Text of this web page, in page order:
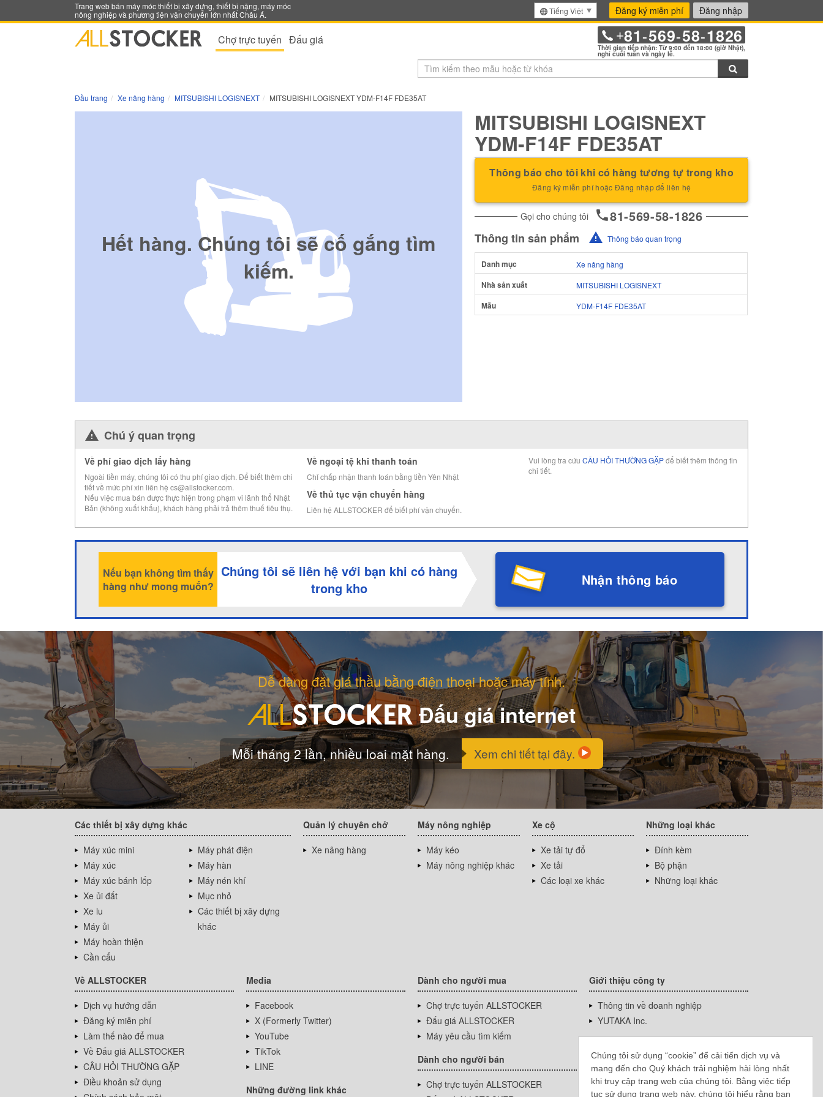
Chúng tôi sử dụng “cookie” để cải tiến dịch vụ và
mang đến cho Quý khách trải nghiệm hài lòng nhất
khi truy cập trang web của chúng tôi. Bằng việc tiếp
tục sử dụng trang web này, chúng tôi hiểu rằng bạn
Trang web bán máy móc thiết bị xây dựng, thiết bị nặng, máy móc
nông nghiệp và phương tiện vận chuyển lớn nhất Châu Á.
Tiếng Việt Đăng ký miễn phí Đăng nhập
Chợ trực tuyến Đấu giá +81 -569-58-1826
Thời gian tiếp nhận: Từ 9:00 đến 18:00 (giờ Nhật),
nghỉ cuối tuần và ngày lễ.
Đầu trang Xe nâng hàng MITSUBISHI LOGISNEXT MITSUBISHI LOGISNEXT YDM-F14F FDE35AT
MITSUBISHI LOGISNEXT
YDM-F14F FDE35AT
Hết hàng. Chúng tôi sẽ cố gắng tìm
kiếm.
Thông báo cho tôi khi có hàng tương tự trong kho
Đăng ký miễn phí hoặc Đăng nhập để liên hệ
Gọi cho chúng tôi 81-569-58-1826
Thông tin sản phẩm Thông báo quan trọng
Danh mục Xe nâng hàng
Nhà sản xuất MITSUBISHI LOGISNEXT
Mẫu YDM-F14F FDE35AT
Chú ý quan trọng
Về phí giao dịch lấy hàng
Ngoài tiền máy, chúng tôi có thu phí giao dịch. Để biết thêm chi
tiết về mức phí xin liên hệ cs@allstocker.com.
Nếu việc mua bán được thực hiện trong phạm vi lãnh thổ Nhật
Bản (không xuất khẩu), khách hàng phải trả thêm thuế tiêu thụ.
Về ngoại tệ khi thanh toán
Chỉ chấp nhận thanh toán bằng tiền Yên Nhật
Về thủ tục vận chuyển hàng
Liên hệ ALLSTOCKER để biết phí vận chuyển.
Vui lòng tra cứuCÂU HỎI THƯỜNG GẶPđể biết thêm thông tin
chi tiết.
Nếu bạn không tìm thấy
hàng như mong muốn?
Chúng tôi sẽ liên hệ với bạn khi có hàng
trong kho
Nhận thông báo
Dễ dàng đặt giá thầu bằng điện thoại hoặc máy tính.
Đấu giá internet
Mỗi tháng 2 lần, nhiều loai mặt hàng. Xem chi tiết tại đây.
Các thiết bị xây dựng khác
Máy xúc mini
Máy xúc
Máy xúc bánh lốp
Xe ủi đất
Xe lu
Máy ủi
Máy hoàn thiện
Cần cẩu
Máy phát điện
Máy hàn
Máy nén khí
Mục nhỏ
Các thiết bị xây dựng
khác
Quản lý chuyên chở
Xe nâng hàng
Máy nông nghiệp
Máy kéo
Máy nông nghiệp khác
Xe cộ
Xe tải tự đổ
Xe tải
Các loại xe khác
Những loại khác
Đính kèm
Bộ phận
Những loại khác
Về ALLSTOCKER
Dịch vụ hướng dẫn
Đăng ký miễn phí
Làm thế nào để mua
Về Đấu giá ALLSTOCKER
CÂU HỎI THƯỜNG GẶP
Điều khoản sử dụng
Media
Facebook
X (Formerly Twitter)
YouTube
TikTok
LINE
Những đường link khác
Dành cho người mua
Chợ trực tuyến ALLSTOCKER
Đấu giá ALLSTOCKER
Máy yêu cầu tìm kiếm
Dành cho người bán
Chợ trực tuyến ALLSTOCKER
Giới thiệu công ty
Thông tin về doanh nghiệp
YUTAKA Inc.